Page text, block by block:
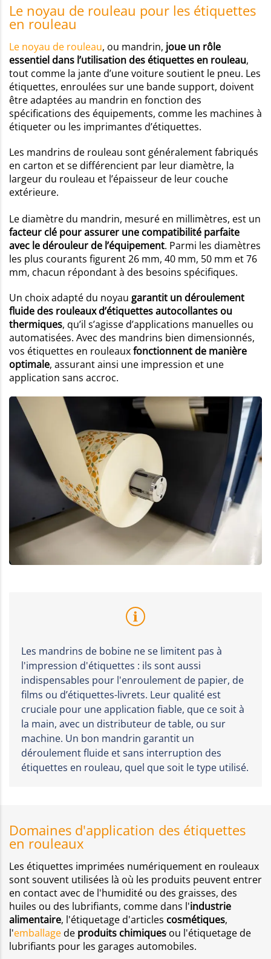
Le noyau de rouleau pour les étiquettes
en rouleau
Le noyau de rouleau, ou mandrin, joue un rôle
essentiel dans l’utilisation des étiquettes en rouleau,
tout comme la jante d’une voiture soutient le pneu. Les
étiquettes, enroulées sur une bande support, doivent
être adaptées au mandrin en fonction des
spécifications des équipements, comme les machines à
étiqueter ou les imprimantes d’étiquettes.
Les mandrins de rouleau sont généralement fabriqués
en carton et se différencient par leur diamètre, la
largeur du rouleau et l’épaisseur de leur couche
extérieure.
Le diamètre du mandrin, mesuré en millimètres, est un
facteur clé pour assurer une compatibilité parfaite
avec le dérouleur de l’équipement. Parmi les diamètres
les plus courants figurent 26 mm, 40 mm, 50 mm et 76
mm, chacun répondant à des besoins spécifiques.
Un choix adapté du noyau garantit un déroulement
fluide des rouleaux d’étiquettes autocollantes ou
thermiques, qu’il s’agisse d’applications manuelles ou
automatisées. Avec des mandrins bien dimensionnés,
vos étiquettes en rouleauxfonctionnent de manière
optimale, assurant ainsi une impression et une
application sans accroc.
Les mandrins de bobine ne se limitent pas à
l'impression d'étiquettes : ils sont aussi
indispensables pour l'enroulement de papier, de
films ou d’étiquettes-livrets. Leur qualité est
cruciale pour une application fiable, que ce soit à
la main, avec un distributeur de table, ou sur
machine. Un bon mandrin garantit un
déroulement fluide et sans interruption des
étiquettes en rouleau, quel que soit le type utilisé.
Domaines d'application des étiquettes
en rouleaux
Les étiquettes imprimées numériquement en rouleaux
sont souvent utilisées là où les produits peuvent entrer
en contact avec de l'humidité ou des graisses, des
huiles ou des lubrifiants, comme dans l'industrie
alimentaire, l'étiquetage d'articles cosmétiques,
l'emballagede produits chimiques ou l'étiquetage de
lubrifiants pour les garages automobiles.